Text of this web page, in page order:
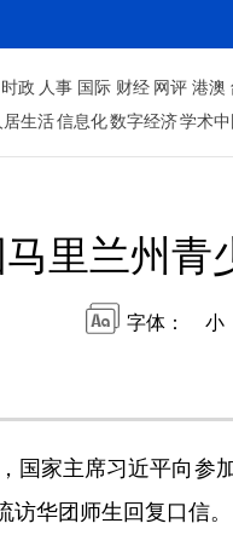
时政 人事 国际 财经 网评 港澳
居生活信息化数字经济学术中
里兰州青
字体： 小
主席习近平向参加
华团师生回复口信。